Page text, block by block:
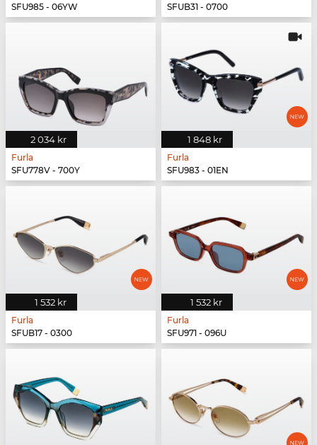
SFU985 - 06YW
SFUB31 - 0700
2 034 kr
Furla
SFU778V - 700Y
1 848 kr
Furla
SFU983 - 01EN
1 532 kr
Furla
SFUB17 - 0300
1 532 kr
Furla
SFU971 - 096U